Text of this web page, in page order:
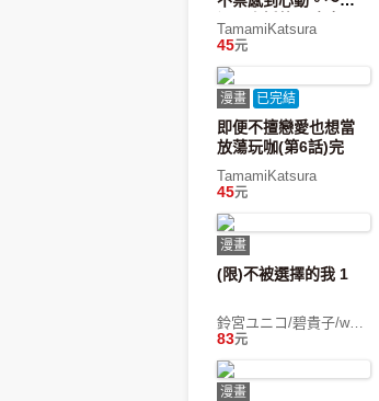
過一次婚的40歲女子
的意料之外的戀愛煩
TamamiKatsura
45元
漫畫 已完結
即便不擅戀愛也想當
放蕩玩咖(第6話)完
TamamiKatsura
45元
漫畫
(限)不被選擇的我 1
鈴宮ユニコ/碧貴子/whimhalooo/小春日和
83元
漫畫